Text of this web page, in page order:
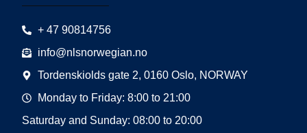
+ 47 90814756
info@nlsnorwegian.no
Tordenskiolds gate 2, 0160 Oslo, NORWAY
Monday to Friday: 8:00 to 21:00
Saturday and Sunday: 08:00 to 20:00